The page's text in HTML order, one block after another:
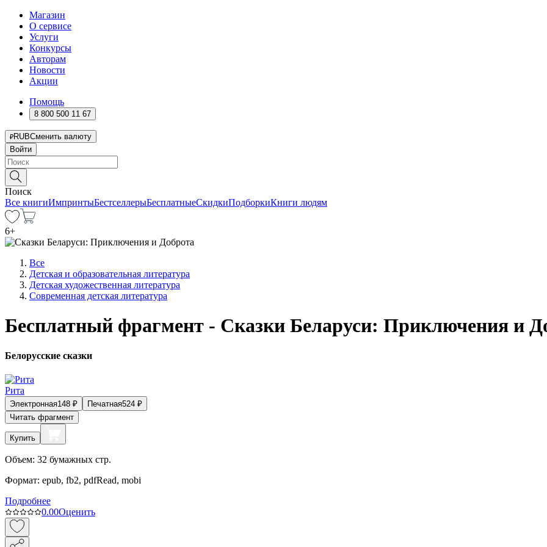
Магазин
О сервисе
Услуги
Конкурсы
Авторам
Новости
Акции
Помощь
8 800 500 11 67
RUBСменить валюту
Войти
Поиск
Все книгиИмпринтыБестселлерыБесплатныеСкидкиПодборкиКниги людям
6+
Все
Детская и образовательная литература
Детская художественная литература
Современная детская литература
Бесплатный фрагмент - Сказки Беларуси: Приключения и
Белорусские сказки
Рита
Электронная148 ₽ Печатная524 ₽
Читать фрагмент
Купить
Объем: 32 бумажных стр.
Формат: epub, fb2, pdfRead, mobi
Подробнее
0.00Оценить